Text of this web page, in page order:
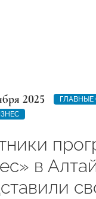
2025 ГЛАВНЫЕ
в